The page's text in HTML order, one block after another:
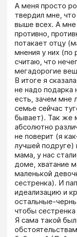
А меня просто
твердил мне,
выше всех. А
противно,
потакает отцу
мнения у них
считаю, что
мегадорогие
В итоге я
не надо подарка
есть, зачем мне
семье сейчас
бывает). Так же
абсолютно
не поверит (я
лучшей подруге)
мама, у нас
доме, хватание
маленькой
сестренка). И
идеализацию и
остальные-
чтобы
Я сама такой